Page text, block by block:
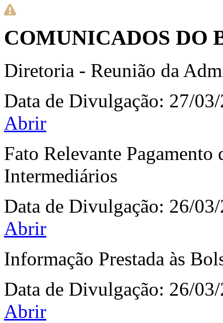
COMUNICADOS DO
Diretoria - Reunião da
Data de Divulgação: 27/
Abrir
Fato Relevante
Intermediários
Data de Divulgação: 26/
Abrir
Informação Prestada às
Data de Divulgação: 26/
Abrir